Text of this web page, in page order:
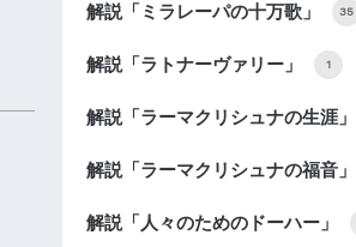
解説「ミラレーパの十万歌」 35
解説「ラトナーヴァリー」 1
解説「ラーマクリシュナの生涯」
解説「ラーマクリシュナの福音」
解説「人々のためのドーハー」